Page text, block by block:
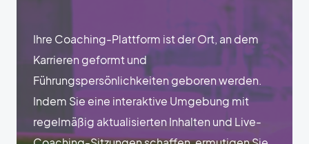
Ihre Coaching-Plattform ist der Ort, an dem
Karrieren geformt und
Führungspersönlichkeiten geboren werden.
Indem Sie eine interaktive Umgebung mit
regelmäßig aktualisierten Inhalten und Live-